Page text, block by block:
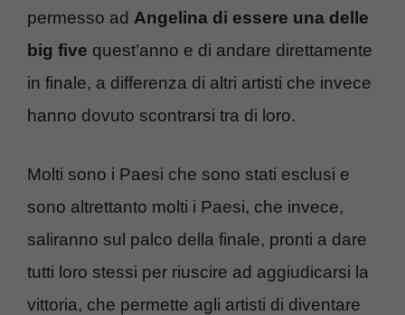
permesso ad Angelina di essere una delle
big five quest’anno e di andare direttamente
in finale, a differenza di altri artisti che invece
hanno dovuto scontrarsi tra di loro.
Molti sono i Paesi che sono stati esclusi e
sono altrettanto molti i Paesi, che invece,
saliranno sul palco della finale, pronti a dare
tutti loro stessi per riuscire ad aggiudicarsi la
vittoria, che permette agli artisti di diventare